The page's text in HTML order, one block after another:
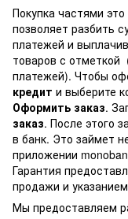
Покупка частями
позволяет разбить
платежей и
товаров с отметкой
платежей). Чтобы
кредит и выберите
Оформить заказ.
заказ. После этого
в банк. Это займет
приложении
Гарантия
продажи и
Мы предоставляем